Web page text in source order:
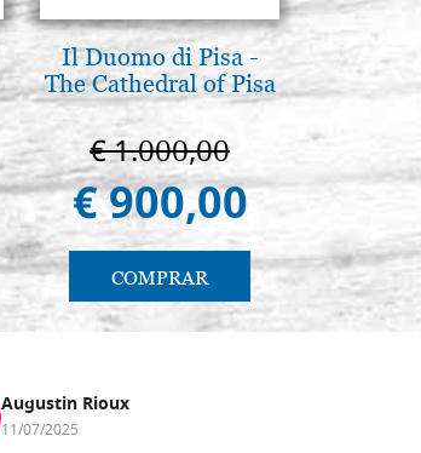
Il Duomo di Pisa -
The Cathedral of Pisa
€ 1.000,00
€ 900,00
COMPRAR
Augustin Rioux
11/07/2025